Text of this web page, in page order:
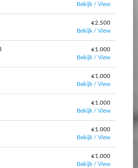
Bekijk / View
€2.500
Bekijk / View
€1.000
Bekijk / View
€1.000
Bekijk / View
€1.000
Bekijk / View
€1.000
Bekijk / View
€1.000
Bekijk / View